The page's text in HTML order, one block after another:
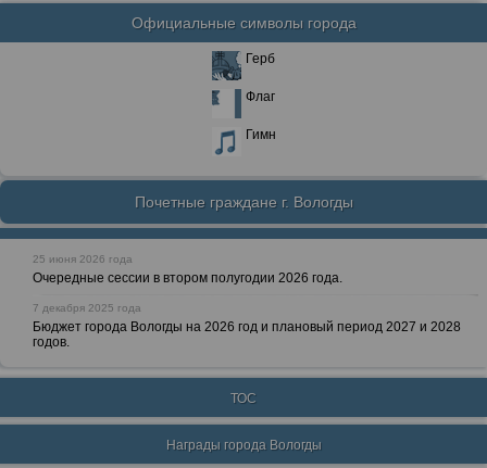
Официальные символы города
Герб
Флаг
Гимн
Почетные граждане г. Вологды
25 июня 2026 года
Очередные сессии в втором полугодии 2026 года.
7 декабря 2025 года
Бюджет города Вологды на 2026 год и плановый период 2027 и 2028
годов.
ТОС
Награды города Вологды